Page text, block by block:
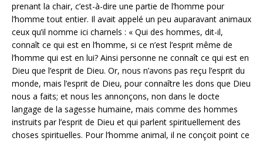
prenant la chair, c’est-à-dire une partie de l’homme pour
l’homme tout entier. Il avait appelé un peu auparavant animaux
ceux qu’il nomme ici charnels : « Qui des hommes, dit-il,
connaît ce qui est en l’homme, si ce n’est l’esprit même de
l’homme qui est en lui? Ainsi personne ne connaît ce qui est en
Dieu que l’esprit de Dieu. Or, nous n’avons pas reçu l’esprit du
monde, mais l’esprit de Dieu, pour connaître les dons que Dieu
nous a faits; et nous les annonçons, non dans le docte
langage de la sagesse humaine, mais comme des hommes
instruits par l’esprit de Dieu et qui parlent spirituellement des
choses spirituelles. Pour l’homme animal, il ne conçoit point ce